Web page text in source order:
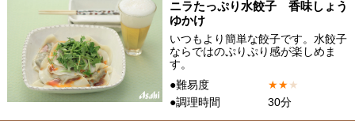
ニラたっぷり水餃子 香味しょう
ゆかけ
いつもより簡単な餃子です。水餃子
ならではのぷりぷり感が楽しめま
す。
●難易度
★★★
●調理時間
30分